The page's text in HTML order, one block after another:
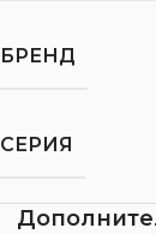
БРЕНД
СЕРИЯ